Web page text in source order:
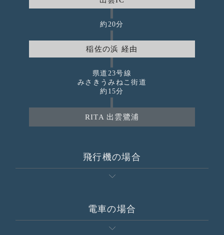
約20分
稲佐の浜 経由
県道23号線
みさきうみねこ街道
約15分
RITA 出雲鷺浦
飛行機の場合
電車の場合